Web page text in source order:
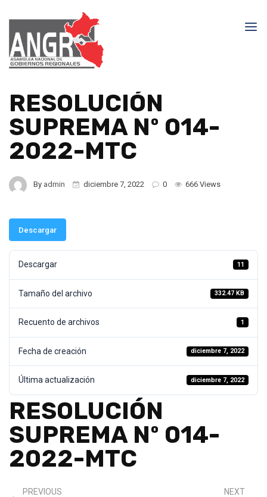
RESOLUCIÓN
SUPREMA Nº 014-
2022-MTC
By admin diciembre 7, 2022 0 666 Views
Descargar
Descargar 11
Tamaño del archivo 332.47 KB
Recuento de archivos 1
Fecha de creación diciembre 7, 2022
Última actualización diciembre 7, 2022
RESOLUCIÓN
SUPREMA Nº 014-
2022-MTC
PREVIOUS
NEXT